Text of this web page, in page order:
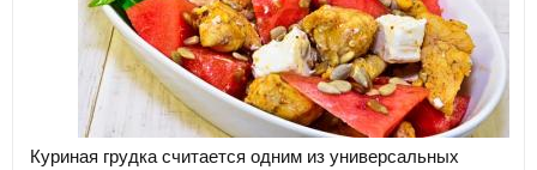
Куриная грудка считается одним из универсальных